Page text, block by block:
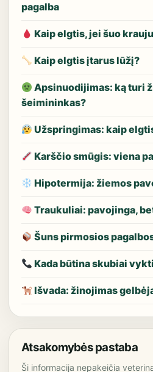
pagalba
Kaip elgtis, jei šuo
Kaip elgtis įtarus lūžį?
Apsinuodijimas: ką turi
šeimininkas?
Užspringimas: kaip
Karščio smūgis: viena
Hipotermija: žiemos
Traukuliai: pavojinga,
Šuns pirmosios
Kada būtina skubiai
Išvada: žinojimas
Atsakomybės pastaba
Ši informacija nepakeičia